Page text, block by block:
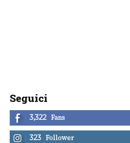
Seguici
3,322 Fans
323 Follower